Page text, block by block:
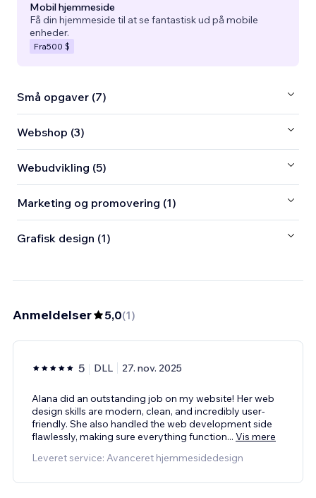
Mobil hjemmeside
Få din hjemmeside til at se fantastisk ud på mobile
enheder.
Fra500 $
Små opgaver (7)
Webshop (3)
Webudvikling (5)
Marketing og promovering (1)
Grafisk design (1)
Anmeldelser 5,0(1)
5 DLL 27. nov. 2025
Alana did an outstanding job on my website! Her web
design skills are modern, clean, and incredibly user-
friendly. She also handled the web development side
flawlessly, making sure everything function... Vis mere
Leveret service: Avanceret hjemmesidedesign